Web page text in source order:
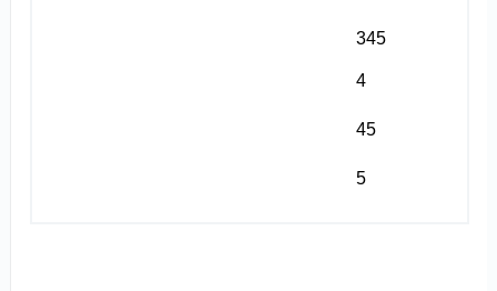
345
4
45
5